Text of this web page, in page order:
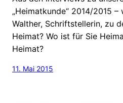
„Heimatkunde“ 2014/2015
Walther, Schriftstellerin, zu
Heimat? Wo ist für Sie
Heimat?
11. Mai 2015